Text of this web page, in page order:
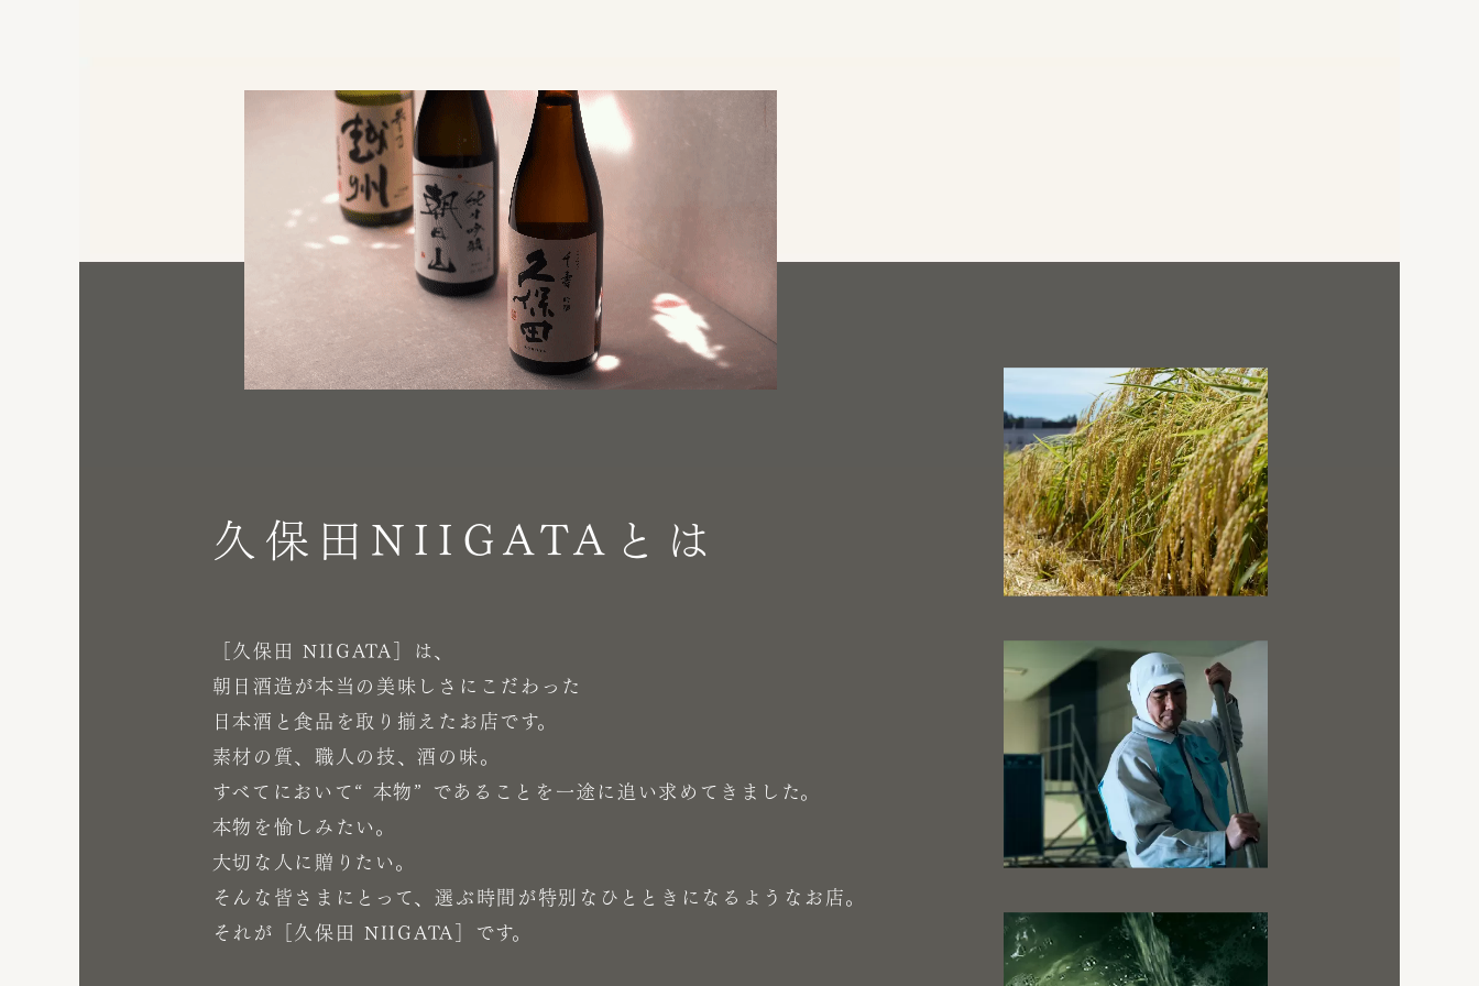
久保田NIIGATAとは
［久保田 NIIGATA］は、
朝日酒造が本当の美味しさにこだわった
日本酒と食品を取り揃えたお店です。
素材の質、職人の技、酒の味。
すべてにおいて“ 本物” であることを一途に追い求めてきました。
本物を愉しみたい。
大切な人に贈りたい。
そんな皆さまにとって、選ぶ時間が特別なひとときになるようなお店。
それが［久保田 NIIGATA］です。